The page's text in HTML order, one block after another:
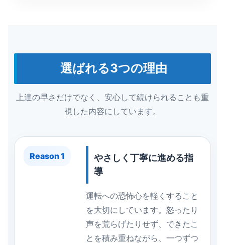
選ばれる3つの理由
上達の早さだけでなく、安心して続けられることも重
視した内容にしています。
Reason 1
やさしく丁寧に進める指
導
運転への恐怖心を軽くすること
を大切にしています。怒ったり
声を荒らげたりせず、できたこ
とを積み重ねながら、一つずつ